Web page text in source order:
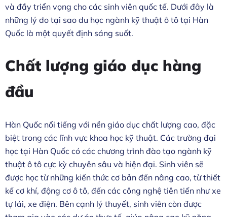
và đầy triển vọng cho các sinh viên quốc tế. Dưới đây là
những lý do tại sao du học ngành kỹ thuật ô tô tại Hàn
Quốc là một quyết định sáng suốt.
Chất lượng giáo dục hàng
đầu
Hàn Quốc nổi tiếng với nền giáo dục chất lượng cao, đặc
biệt trong các lĩnh vực khoa học kỹ thuật. Các trường đại
học tại Hàn Quốc có các chương trình đào tạo ngành kỹ
thuật ô tô cực kỳ chuyên sâu và hiện đại. Sinh viên sẽ
được học từ những kiến thức cơ bản đến nâng cao, từ thiết
kế cơ khí, động cơ ô tô, đến các công nghệ tiên tiến như xe
tự lái, xe điện. Bên cạnh lý thuyết, sinh viên còn được